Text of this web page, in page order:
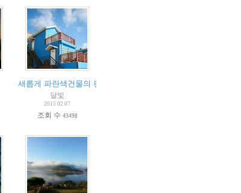
새롭게 파란색건물의 펜션(샛별방, 은하수방)을 신축
달빛
2015.02.07
조회 수 43498